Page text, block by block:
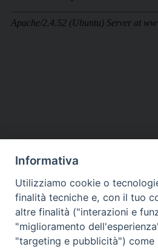
DIOCESI
Contatti:Tel.: 06.93268401
E-mail:
Orari: dal Lunedì al
Informativa
Utilizziamo cookie o
finalità tecniche e, con il tuo
altre finalità ("interazioni e
"miglioramento
"targeting e pubblicità") come